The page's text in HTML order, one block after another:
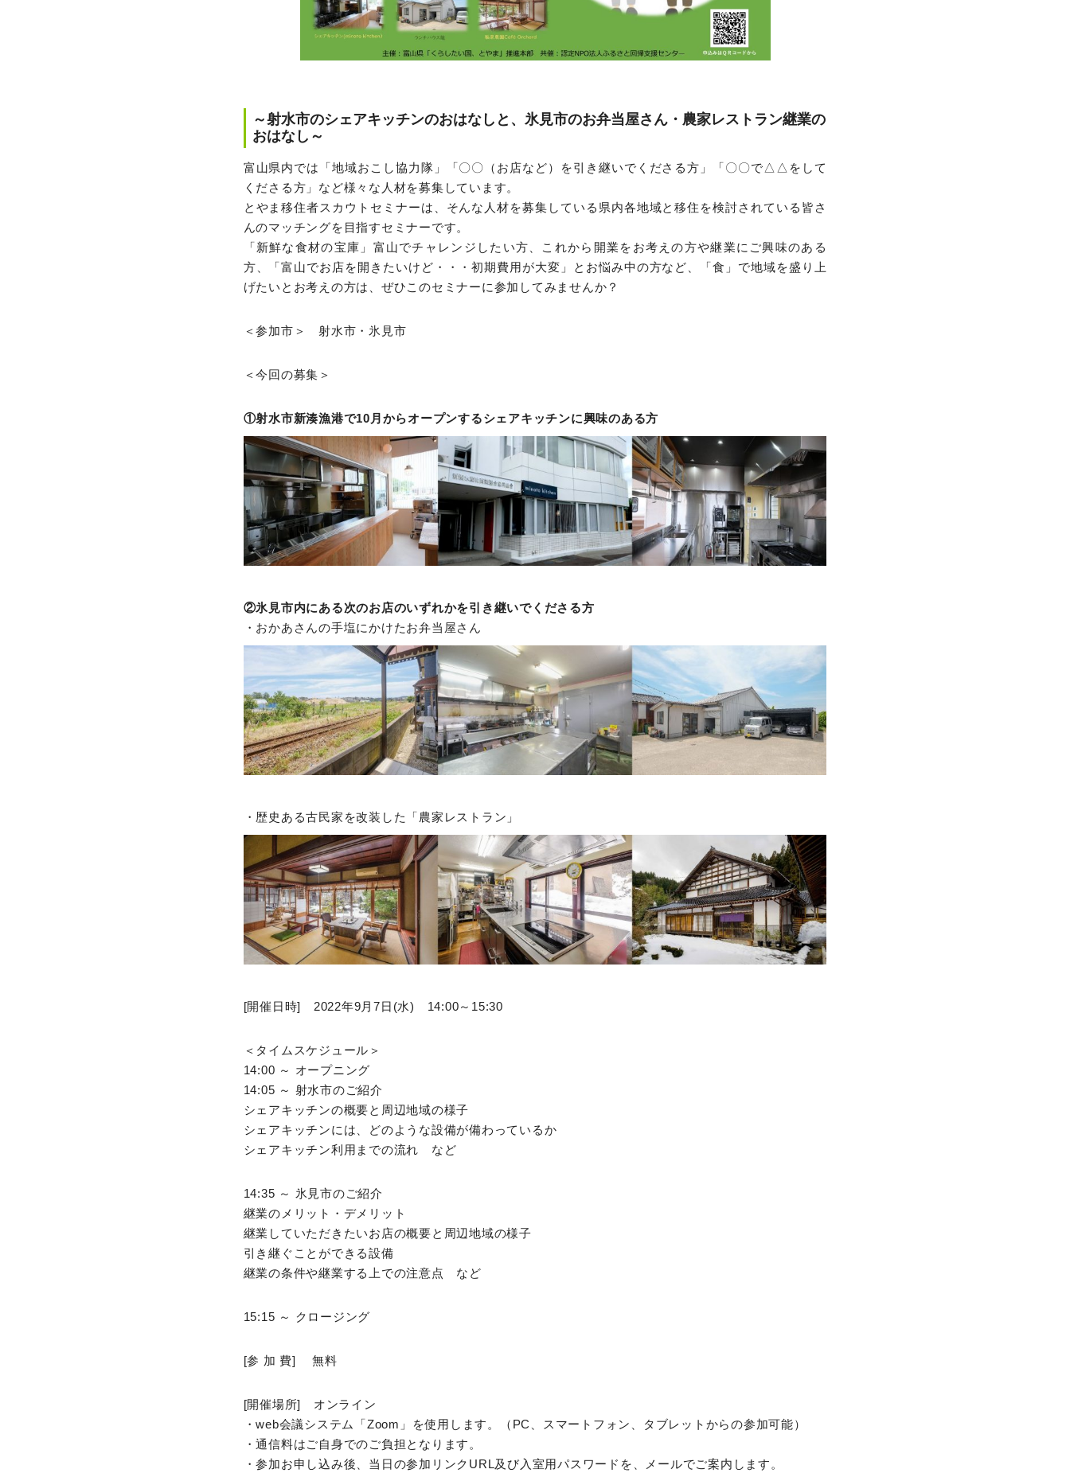
～射水市のシェアキッチンのおはなしと、 氷見市のお弁当屋さん・農家レストラン継業の
おはなし～
富山県内では「地域おこし協力隊」「〇〇（お店など）を引き継いでくださる方」「〇〇で△△をして
くださる方」など様々な人材を募集しています。
とやま移住者スカウトセミナーは、そんな人材を募集している県内各地域と移住を検討されている皆さ
んのマッチングを目指すセミナーです。
「新鮮な食材の宝庫」富山でチャレンジしたい方、これから開業をお考えの方や継業にご興味のある
方、「富山でお店を開きたいけど・・・初期費用が大変」とお悩み中の方など、「食」で地域を盛り上
げたいとお考えの方は、ぜひこのセミナーに参加してみませんか？
＜参加市＞ 射水市・氷見市
＜今回の募集＞
①射水市新湊漁港で10月からオープンするシェアキッチンに興味のある方
②氷見市内にある次のお店のいずれかを引き継いでくださる方
・おかあさんの手塩にかけたお弁当屋さん
・歴史ある古民家を改装した「農家レストラン」
[開催日時] 2022年9月7日(水) 14:00～15:30
＜タイムスケジュール＞
14:00 ～ オープニング
14:05 ～ 射水市のご紹介
シェアキッチンの概要と周辺地域の様子
シェアキッチンには、どのような設備が備わっているか
シェアキッチン利用までの流れ など
14:35 ～ 氷見市のご紹介
継業のメリット・デメリット
継業していただきたいお店の概要と周辺地域の様子
引き継ぐことができる設備
継業の条件や継業する上での注意点 など
15:15 ～ クロージング
[参 加 費] 無料
[開催場所] オンライン
・web会議システム「Zoom」を使用します。（PC、スマートフォン、タブレットからの参加可能）
・通信料はご自身でのご負担となります。
・参加お申し込み後、当日の参加リンクURL及び入室用パスワードを、メールでご案内します。